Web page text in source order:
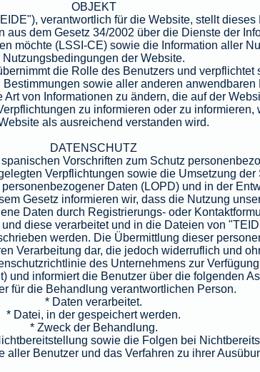
OBJEKT
verantwortlich für die Website, stellt
aus dem Gesetz 34/2002 über die Dienste der
möchte (LSSI-CE) sowie die Information aller
Nutzungsbedingungen der Website.
die Rolle des Benutzers und verpflichtet
sowie aller anderen anwendbaren
von Informationen zu ändern, die auf der
zu informieren oder zu informieren,
als ausreichend verstanden wird.
DATENSCHUTZ
Vorschriften zum Schutz
Verpflichtungen sowie die Umsetzung
Daten (LOPD) und in der
Gesetz informieren wir, dass die Nutzung
Daten durch Registrierungs- oder
diese verarbeitet und in die Dateien von
werden. Die Übermittlung dieser
Verarbeitung dar, die jedoch widerruflich und
des Unternehmens zur
und informiert die Benutzer über die folgenden
für die Behandlung verantwortlichen Person.
* Daten verarbeitet.
* Datei, in der gespeichert werden.
* Zweck der Behandlung.
sowie die Folgen bei
aller Benutzer und das Verfahren zu ihrer